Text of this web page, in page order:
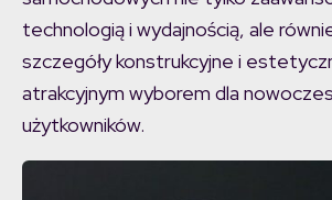
technologią i wydajnością, ale
szczegóły konstrukcyjne i
atrakcyjnym wyborem dla
użytkowników​​.